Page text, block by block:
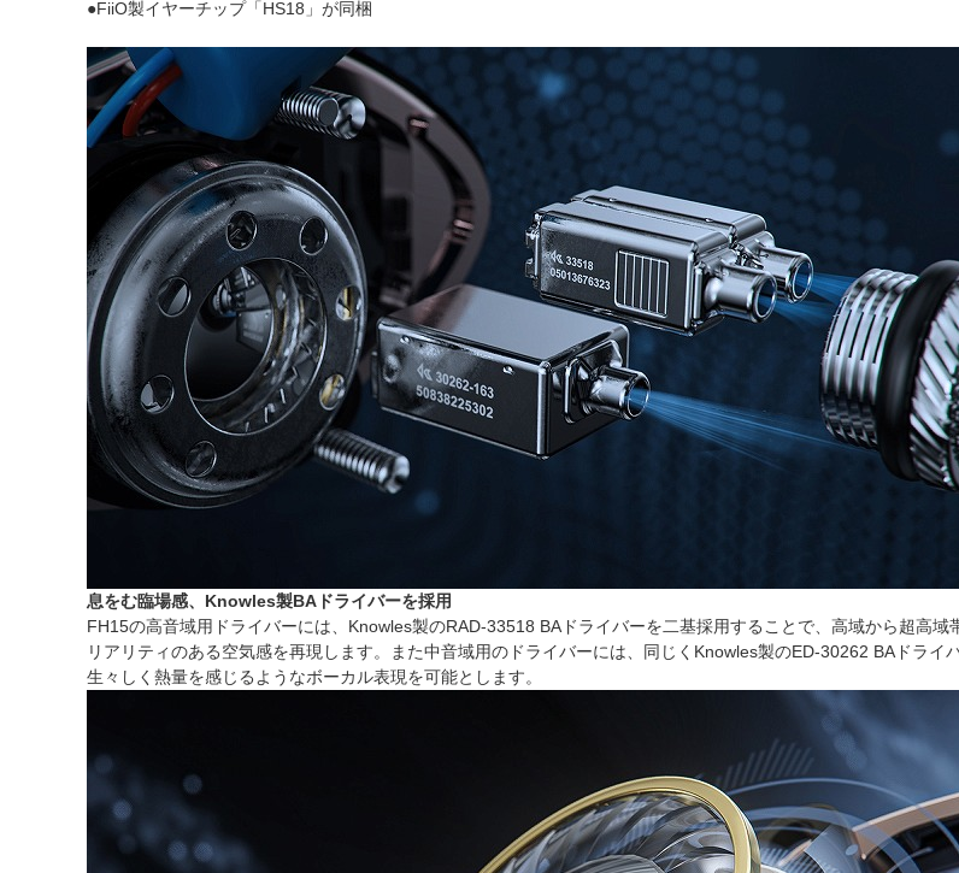
●FiiO製イヤーチップ「HS18」が同梱
息をむ臨場感、Knowles製BAドライバーを採用
FH15の高音域用ドライバーには、Knowles製のRAD-33518 BAドライバーを二基採用することで、高域から超高
リアリティのある空気感を再現します。また中音域用のドライバーには、同じくKnowles製のED-30262 BAドライ
生々しく熱量を感じるようなボーカル表現を可能とします。